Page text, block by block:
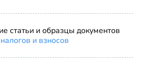
статьи и образцы документов
и взносов